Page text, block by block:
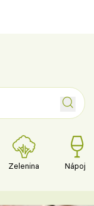
Zelenina Nápoje